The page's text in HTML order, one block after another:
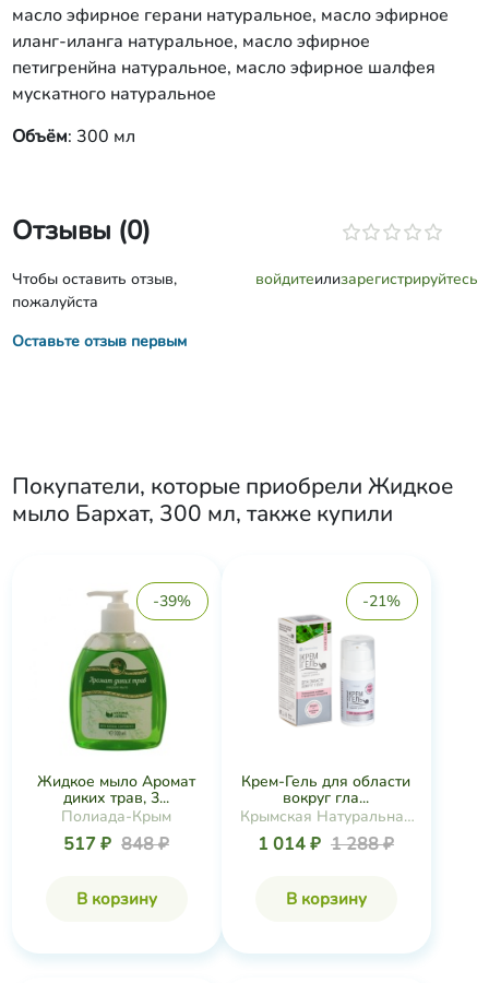
масло эфирное герани натуральное, масло эфирное
иланг-иланга натуральное, масло эфирное
петигренйна натуральное, масло эфирное шалфея
мускатного натуральное
Объём: 300 мл
Отзывы (0)
Чтобы оставить отзыв,
пожалуйста
войдитеилизарегистрируйтесь
Оставьте отзыв первым
Покупатели, которые приобрели Жидкое
мыло Бархат, 300 мл, также купили
-39%
Жидкое мыло Аромат
диких трав, 3...
Полиада-Крым
517 ₽ 848 ₽
В корзину
-21%
Крем-Гель для области
вокруг гла...
Крымская Натуральная
Коллекция
1 014 ₽ 1 288 ₽
В корзину